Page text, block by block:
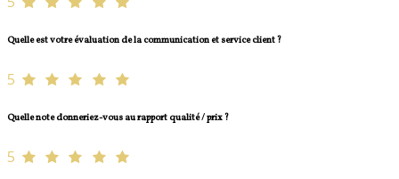
Quelle est votre évaluation de la communication et service client ?
5
Quelle note donneriez-vous au rapport qualité / prix ?
5